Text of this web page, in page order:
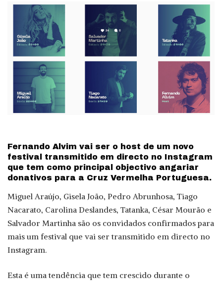
Fernando Alvim vai ser o host de um novo
festival transmitido em directo no Instagram
que tem como principal objectivo angariar
donativos para a Cruz Vermelha Portuguesa.
Miguel Araújo, Gisela João, Pedro Abrunhosa, Tiago
Nacarato, Carolina Deslandes, Tatanka, César Mourão e
Salvador Martinha são os convidados confirmados para
mais um festival que vai ser transmitido em directo no
Instagram.
Esta é uma tendência que tem crescido durante o